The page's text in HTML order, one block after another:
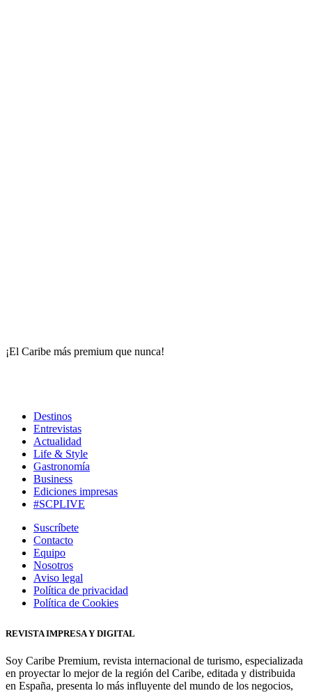
¡El Caribe más premium que nunca!
Destinos
Entrevistas
Actualidad
Life & Style
Gastronomía
Business
Ediciones impresas
#SCPLIVE
Suscríbete
Contacto
Equipo
Nosotros
Aviso legal
Política de privacidad
Política de Cookies
REVISTA IMPRESA Y DIGITAL
Soy Caribe Premium, revista internacional de turismo, especializada
en proyectar lo mejor de la región del Caribe, editada y distribuida
en España, presenta lo más influyente del mundo de los negocios,